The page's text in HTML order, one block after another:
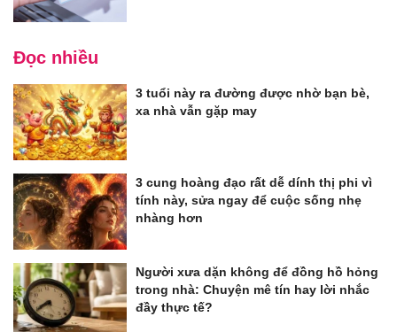
Đọc nhiều
3 tuổi này ra đường được nhờ bạn bè,
xa nhà vẫn gặp may
3 cung hoàng đạo rất dễ dính thị phi vì
tính này, sửa ngay để cuộc sống nhẹ
nhàng hơn
Người xưa dặn không để đồng hồ hỏng
trong nhà: Chuyện mê tín hay lời nhắc
đầy thực tế?